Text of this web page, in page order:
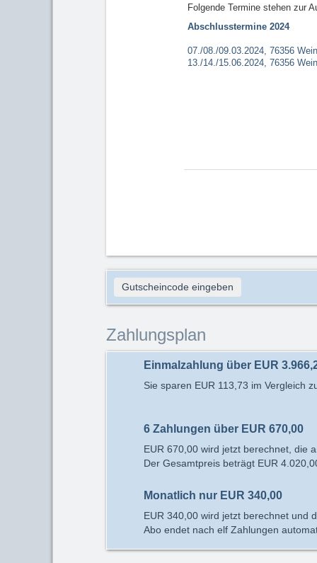
Folgende Termine stehen zur
Abschlusstermine 2024
07./08./09.03.2024, 76356
13./14./15.06.2024, 76356
Gutscheincode eingeben
Zahlungsplan
Einmalzahlung über EUR
Sie sparen EUR 113,73 im Vergleich
6 Zahlungen über EUR 670,00
EUR 670,00 wird jetzt berechnet, die
Der Gesamtpreis beträgt EUR
Monatlich nur EUR 340,00
EUR 340,00 wird jetzt berechnet und
Abo endet nach elf Zahlungen